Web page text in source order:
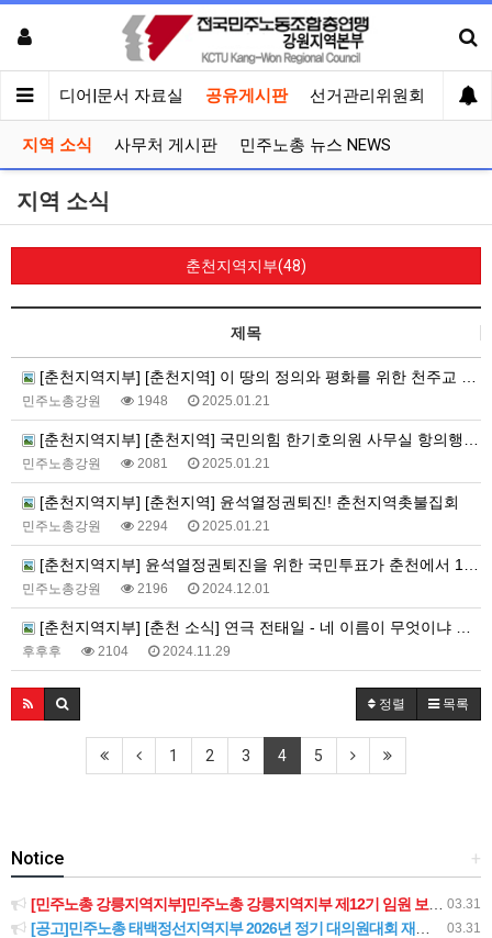
견 미디어|문서 자료실 공유게시판 선거관리위원회
지역 소식 사무처 게시판 민주노총 뉴스 NEWS
지역 소식
춘천지역지부(48)
제목
[춘천지역지부] [춘천지역] 이 땅의 정의와 평화를 위한 천주교 춘천교구 정의평화위원회 시국미사
민주노총강원 1948 2025.01.21
[춘천지역지부] [춘천지역] 국민의힘 한기호의원 사무실 항의행동 진행
민주노총강원 2081 2025.01.21
[춘천지역지부] [춘천지역] 윤석열정권퇴진! 춘천지역촛불집회
민주노총강원 2294 2025.01.21
[춘천지역지부] 윤석열정권퇴진을 위한 국민투표가 춘천에서 11월 한 달간 6회에 걸쳐 진행되었습니다.
민주노총강원 2196 2024.12.01
[춘천지역지부] [춘천 소식] 연극 전태일 - 네 이름이 무엇이냐 상영회 진행
후후후 2104 2024.11.29
정렬 목록
1 2 3 4 5
+
Notice
03.31
[민주노총 강릉지역지부]민주노총 강릉지역지부 제12기 임원 보궐선거결과 공고
03.31
[공고]민주노총 태백정선지역지부 2026년 정기 대의원대회 재소집 건